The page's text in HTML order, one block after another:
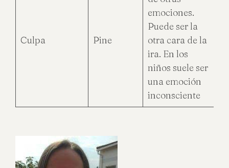
Culpa Pine
emociones.
Puede ser la
otra cara de la
ira. En los
niños suele ser
una emoción
inconsciente